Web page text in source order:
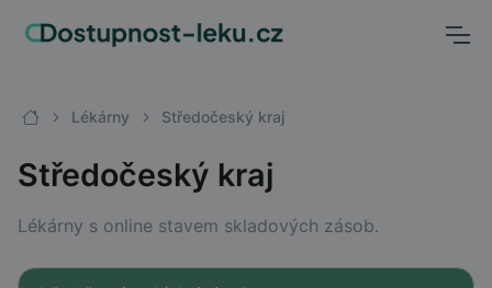
Lékárny Středočeský kraj
Středočeský kraj
Lékárny s online stavem skladových zásob.